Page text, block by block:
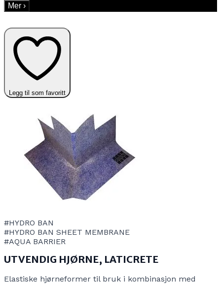
Mer ›
Legg til som favoritt
#HYDRO BAN
#HYDRO BAN SHEET MEMBRANE
#AQUA BARRIER
UTVENDIG HJØRNE, LATICRETE
Elastiske hjørneformer til bruk i kombinasjon med